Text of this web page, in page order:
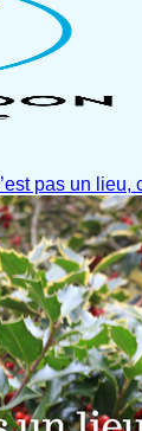
pas un lieu,